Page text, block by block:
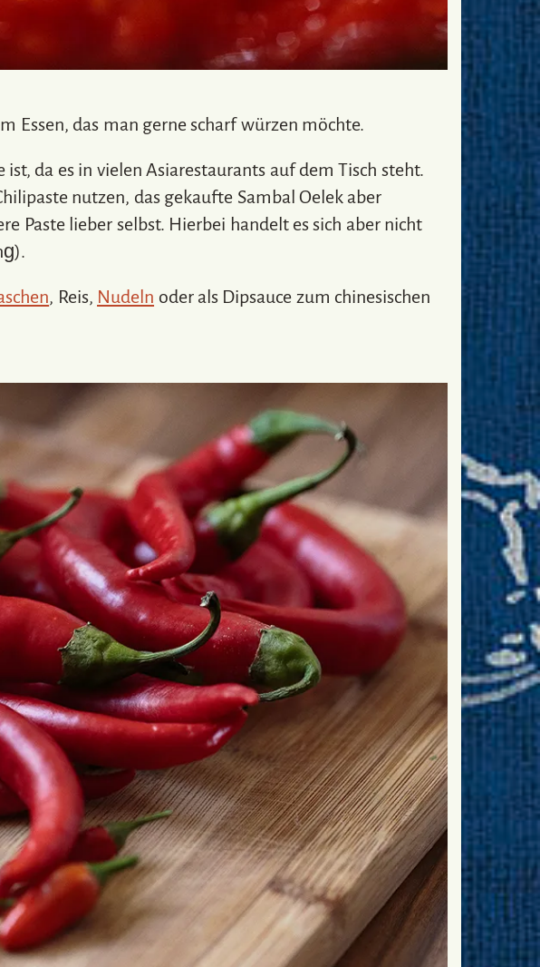
Essen, das man gerne scharf würzen möchte.
ist, da es in vielen Asiarestaurants auf dem Tisch steht.
nutzen, das gekaufte Sambal Oelek aber
Paste lieber selbst. Hierbei handelt es sich aber nicht
, Reis, Nudeln oder als Dipsauce zum chinesischen